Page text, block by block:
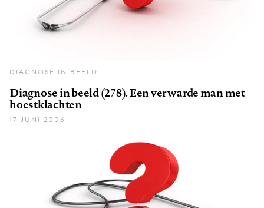
DIAGNOSE IN BEELD
Diagnose in beeld (278). Een verwarde man met
hoestklachten
17 JUNI 2006